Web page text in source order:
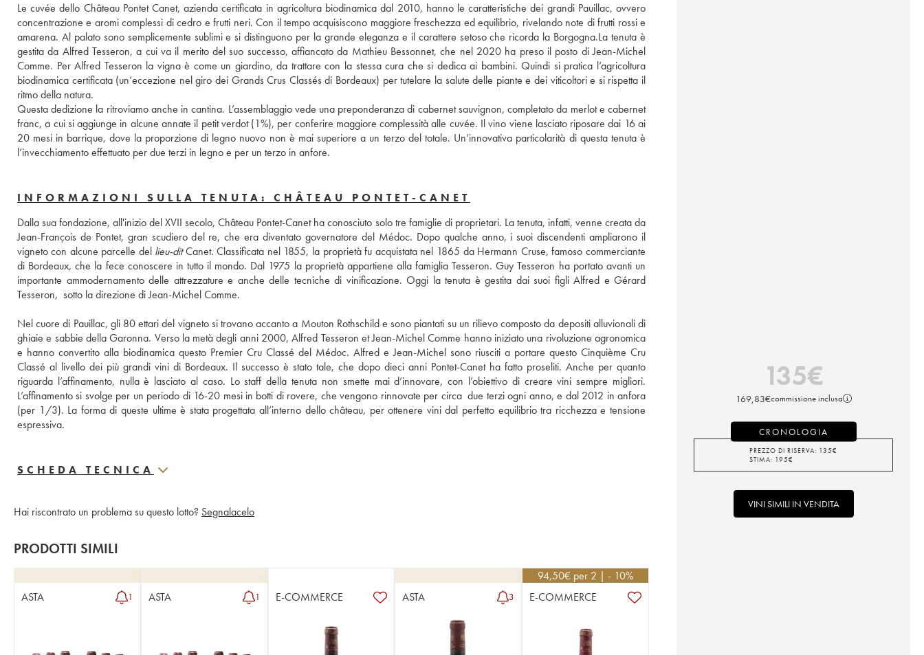
Le cuvée dello Château Pontet Canet, azienda certificata in agricoltura biodinamica dal 2010, hanno le caratteristiche dei grandi Pauillac, ovvero
concentrazione e aromi complessi di cedro e frutti neri. Con il tempo acquisiscono maggiore freschezza ed equilibrio, rivelando note di frutti rossi e
amarena. Al palato sono semplicemente sublimi e si distinguono per la grande eleganza e il carattere setoso che ricorda la Borgogna.La tenuta è
gestita da Alfred Tesseron, a cui va il merito del suo successo, affiancato da Mathieu Bessonnet, che nel 2020 ha preso il posto di Jean-Michel
Comme. Per Alfred Tesseron la vigna è come un giardino, da trattare con la stessa cura che si dedica ai bambini. Quindi si pratica l’agricoltura
biodinamica certificata (un’eccezione nel giro dei Grands Crus Classés di Bordeaux) per tutelare la salute delle piante e dei viticoltori e si rispetta il
ritmo della natura.
Questa dedizione la ritroviamo anche in cantina. L’assemblaggio vede una preponderanza di cabernet sauvignon, completato da merlot e cabernet
franc, a cui si aggiunge in alcune annate il petit verdot (1%), per conferire maggiore complessità alle cuvée. Il vino viene lasciato riposare dai 16 ai
20 mesi in barrique, dove la proporzione di legno nuovo non è mai superiore a un terzo del totale. Un’innovativa particolarità di questa tenuta è
l’invecchiamento effettuato per due terzi in legno e per un terzo in anfore.
INFORMAZIONI SULLA TENUTA: CHÂTEAU PONTET-CANET
Dalla sua fondazione, all'inizio del XVII secolo, Château Pontet-Canet ha conosciuto solo tre famiglie di proprietari. La tenuta, infatti, venne creata da
Jean-François de Pontet, gran scudiero del re, che era diventato governatore del Médoc. Dopo qualche anno, i suoi discendenti ampliarono il
vigneto con alcune parcelle del lieu-dit Canet. Classificata nel 1855, la proprietà fu acquistata nel 1865 da Hermann Cruse, famoso commerciante
di Bordeaux, che la fece conoscere in tutto il mondo. Dal 1975 la proprietà appartiene alla famiglia Tesseron. Guy Tesseron ha portato avanti un
importante ammodernamento delle attrezzature e anche delle tecniche di vinificazione. Oggi la tenuta è gestita dai suoi figli Alfred e Gérard
Tesseron,  sotto la direzione di Jean-Michel Comme.
Nel cuore di Pauillac, gli 80 ettari del vigneto si trovano accanto a Mouton Rothschild e sono piantati su un rilievo composto da depositi alluvionali di
ghiaie e sabbie della Garonna. Verso la metà degli anni 2000, Alfred Tesseron et Jean-Michel Comme hanno iniziato una rivoluzione agronomica
e hanno convertito alla biodinamica questo Premier Cru Classé del Médoc. Alfred e Jean-Michel sono riusciti a portare questo Cinquième Cru
Classé al livello dei più grandi vini di Bordeaux. Il successo è stato tale, che dopo dieci anni Pontet-Canet ha fatto proseliti. Anche per quanto
riguarda l’affinamento, nulla è lasciato al caso. Lo staff della tenuta non smette mai d’innovare, con l’obiettivo di creare vini sempre migliori.
L’affinamento si svolge per un periodo di 16-20 mesi in botti di rovere, che vengono rinnovate per circa  due terzi ogni anno, e dal 2012 in anfora
(per 1/3). La forma di queste ultime è stata progettata all’interno dello château, per ottenere vini dal perfetto equilibrio tra ricchezza e tensione
espressiva.
SCHEDA TECNICA
Hai riscontrato un problema su questo lotto? Segnalacelo
PRODOTTI SIMILI
ASTA 1 ASTA 1 E-COMMERCE ASTA 3
94,50€ per 2 | - 10%
E-COMMERCE
135€
169,83€commissione inclusa
CRONOLOGIA
PREZZO DI RISERVA: 135€
STIMA: 195€
VINI SIMILI IN VENDITA